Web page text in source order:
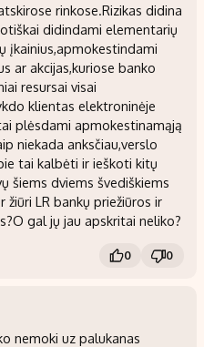
rinkose.Rizikas didina
didindami elementarių
įkainius,apmokestindami
ar akcijas,kuriose banko
resursai visai
klientas elektroninėje
plėsdami apmokestinamąją
niekada anksčiau,verslo
tai kalbėti ir ieškoti kitų
šiems dviems švediškiems
LR bankų priežiūros ir
gal jų jau apskritai neliko?
0 0
nemoki uz palukanas